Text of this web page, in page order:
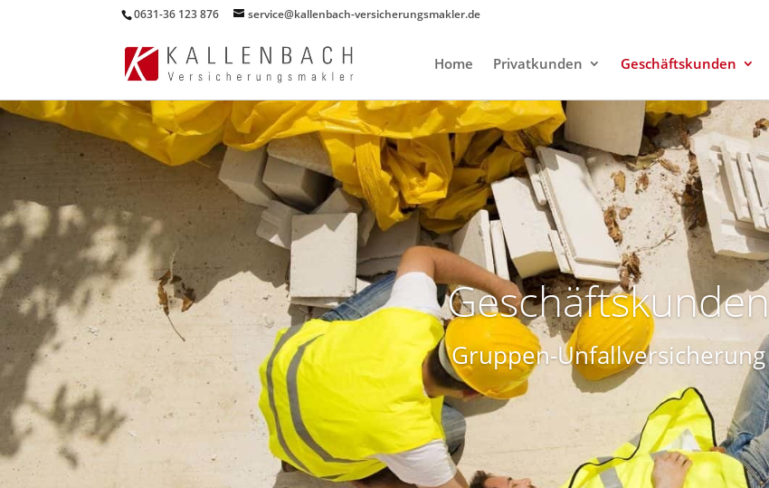
0631-36 123 876 service@kallenbach-versicherungsmakler.de
Home Privatkunden Geschäftskunden
Geschäftskunden
Gruppen-Unfallversicherung